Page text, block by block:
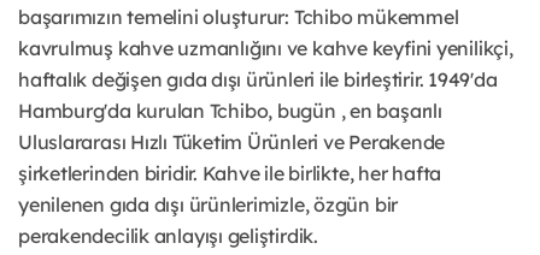
başarımızın temelini oluşturur: Tchibo mükemmel
kavrulmuş kahve uzmanlığını ve kahve keyfini yenilikçi,
haftalık değişen gıda dışı ürünleri ile birleştirir. 1949'da
Hamburg'da kurulan Tchibo, bugün , en başarılı
Uluslararası Hızlı Tüketim Ürünleri ve Perakende
şirketlerinden biridir. Kahve ile birlikte, her hafta
yenilenen gıda dışı ürünlerimizle, özgün bir
perakendecilik anlayışı geliştirdik.